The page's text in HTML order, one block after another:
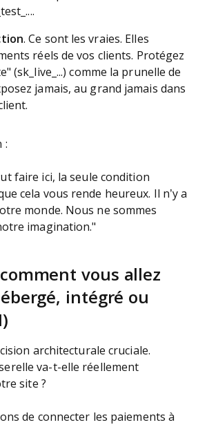
. Ce sont les vraies. Elles
réels de vos clients. Protégez
(sk_live_...) comme la prunelle de
jamais, au grand jamais dans
:
faire ici, la seule condition
cela vous rende heureux. Il n’y a
monde. Nous ne sommes
imagination."
vous allez
intégré ou
architecturale cruciale.
va-t-elle réellement
site ?
de connecter les paiements à